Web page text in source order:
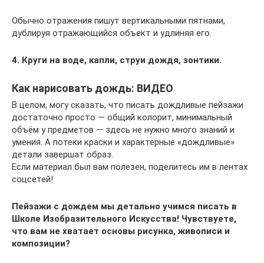
Обычно отражения пишут вертикальными пятнами,
дублируя отражающийся объект и удлиняя его.
4. Круги на воде, капли, струи дождя, зонтики.
Как нарисовать дождь: ВИДЕО
В целом, могу сказать, что писать дождливые пейзажи
достаточно просто — общий колорит, минимальный
объём у предметов — здесь не нужно много знаний и
умения. А потеки краски и характерные «дождливые»
детали завершат образ.
Если материал был вам полезен, поделитесь им в лентах
соцсетей!
Пейзажи с дождем мы детально учимся писать в
Школе Изобразительного Искусства! Чувствуете,
что вам не хватает основы рисунка, живописи и
композиции?